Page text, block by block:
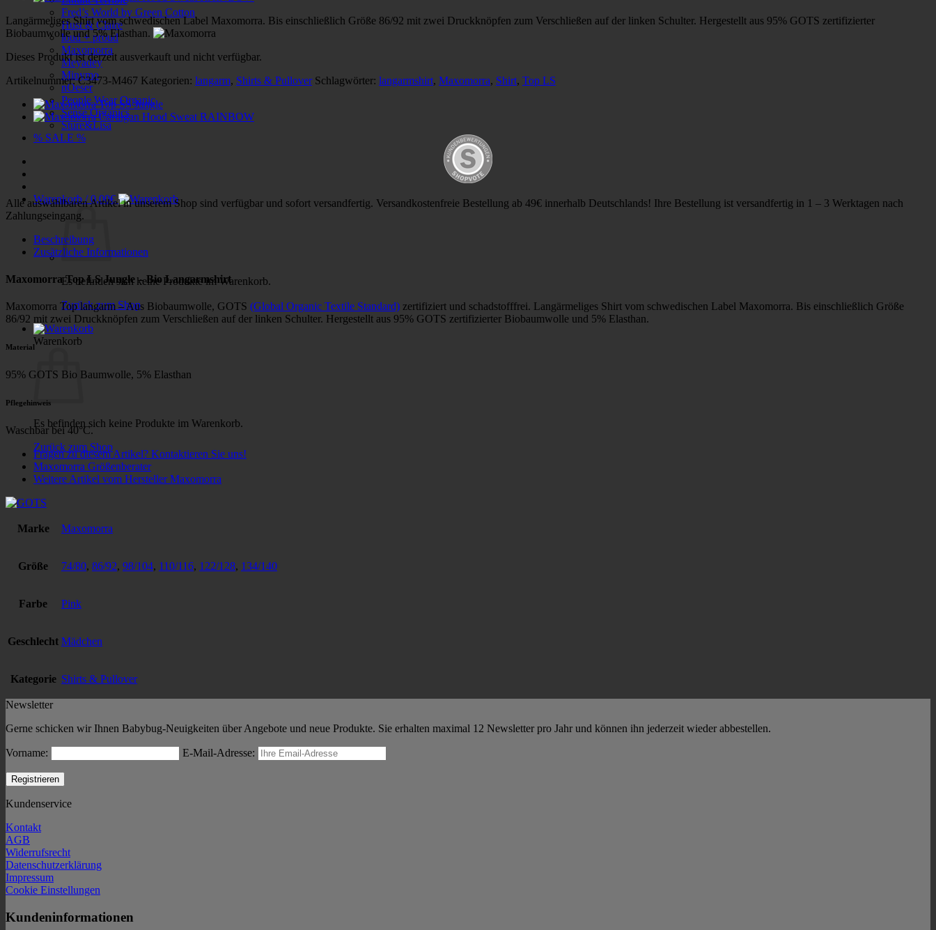
Fred’s World by Green Cotton
Hust & Claire
loud + proud
Maxomorra
Meyadey
Minymo
nOeser
People Wear Organic
Sense Organics
Sture&Lisa
% SALE %
Warenkorb /0,00€
Es befinden sich keine Produkte im Warenkorb.
Zurück zum Shop
Warenkorb
Es befinden sich keine Produkte im Warenkorb.
Zurück zum Shop
Langärmeliges Shirt vom schwedischen Label Maxomorra. Bis einschließlich Größe 86/92 mit zwei Druckknöpfen zum Verschließen auf der linken Schulter. Hergestellt aus 95% GOTS zertifizierter
Biobaumwolle und 5% Elasthan.
Dieses Produkt ist derzeit ausverkauft und nicht verfügbar.
Artikelnummer:C3473-M467 Kategorien: langarm, Shirts & Pullover Schlagwörter: langarmshirt, Maxomorra, Shirt, Top LS
Alle auswählbaren Artikel in unserem Shop sind verfügbar und sofort versandfertig. Versandkostenfreie Bestellung ab 49€ innerhalb Deutschlands! Ihre Bestellung ist versandfertig in 1 – 3 Werktagen nach
Zahlungseingang.
Beschreibung
Zusätzliche Informationen
Maxomorra Top LS Jungle – Bio Langarmshirt
Maxomorra Top langarm – Aus Biobaumwolle, GOTS (Global Organic Textile Standard) zertifiziert und schadstofffrei. Langärmeliges Shirt vom schwedischen Label Maxomorra. Bis einschließlich Größe
86/92 mit zwei Druckknöpfen zum Verschließen auf der linken Schulter. Hergestellt aus 95% GOTS zertifizierter Biobaumwolle und 5% Elasthan.
Material
95% GOTS Bio Baumwolle, 5% Elasthan
Pflegehinweis
Waschbar bei 40°C.
Fragen zu diesem Artikel? Kontaktieren Sie uns!
Maxomorra Größenberater
Weitere Artikel vom Hersteller Maxomorra
Marke Maxomorra
Größe 74/80, 86/92, 98/104, 110/116, 122/128, 134/140
Farbe Pink
Geschlecht Mädchen
Kategorie Shirts & Pullover
Newsletter
Gerne schicken wir Ihnen Babybug-Neuigkeiten über Angebote und neue Produkte. Sie erhalten maximal 12 Newsletter pro Jahr und können ihn jederzeit wieder abbestellen.
Vorname: E-Mail-Adresse:
Kundenservice
Kontakt
AGB
Widerrufsrecht
Datenschutzerklärung
Impressum
Cookie Einstellungen
Kundeninformationen